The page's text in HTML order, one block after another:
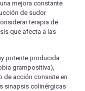
mejora constante
de sudor
terapia de
que afecta a las
potente producida
grampositiva),
de acción consiste en
sinapsis colinérgicas